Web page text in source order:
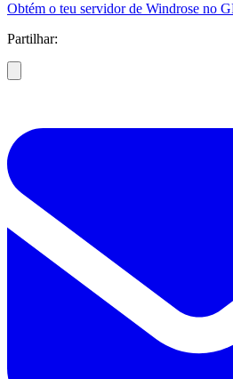
Obtém o teu servidor de Windrose no
Partilhar: